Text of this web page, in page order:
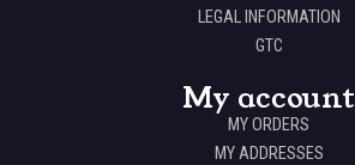
LEGAL INFORMATION
GTC
My account
MY ORDERS
MY ADDRESSES